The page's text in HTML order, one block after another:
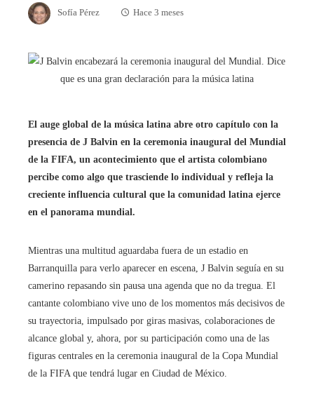
Sofía Pérez Hace 3 meses
El auge global de la música latina abre otro capítulo con la
presencia de J Balvin en la ceremonia inaugural del Mundial
de la FIFA, un acontecimiento que el artista colombiano
percibe como algo que trasciende lo individual y refleja la
creciente influencia cultural que la comunidad latina ejerce
en el panorama mundial.
Mientras una multitud aguardaba fuera de un estadio en
Barranquilla para verlo aparecer en escena, J Balvin seguía en su
camerino repasando sin pausa una agenda que no da tregua. El
cantante colombiano vive uno de los momentos más decisivos de
su trayectoria, impulsado por giras masivas, colaboraciones de
alcance global y, ahora, por su participación como una de las
figuras centrales en la ceremonia inaugural de la Copa Mundial
de la FIFA que tendrá lugar en Ciudad de México.